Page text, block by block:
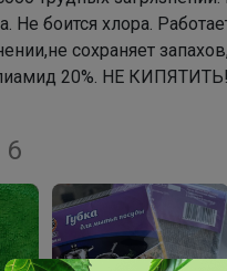
боится хлора.
сохраняет
20%. НЕ КИПЯТИТЬ!
6